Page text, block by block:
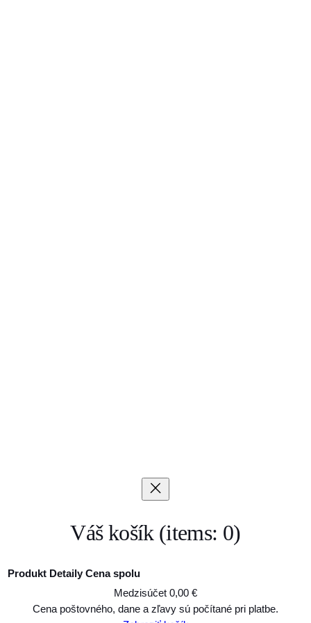
Váš košík (items: 0)
Produkty
Produkt Detaily Cena spolu
Medzisúčet 0,00 €
Cena poštovného, dane a zľavy sú počítané pri platbe.